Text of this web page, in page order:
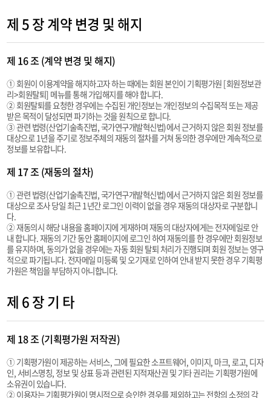
제 5 장 계약 변경 및 해지
제 16 조 (계약 변경 및 해지)
① 회원이 이용계약을 해지하고자 하는 때에는 회원 본인이 기획평가원 [회원정보관
리>회원탈퇴] 메뉴를 통해 가입해지를 해야 합니다.
② 회원탈퇴를 요청한 경우에는 수집된 개인정보는 개인정보의 수집목적 또는 제공
받은 목적이 달성되면 파기하는 것을 원칙으로 합니다.
③ 관련 법령(산업기술촉진법, 국가연구개발혁신법)에서 근거하지 않은 회원 정보를
대상으로 1년을 주기로 정보주체의 재동의 절차를 거쳐 동의한 경우에만 계속적으로
정보를 보유합니다.
제 17 조 (재동의 절차)
① 관련 법령(산업기술촉진법, 국가연구개발혁신법)에서 근거하지 않은 회원 정보를
대상으로 조사 당일 최근 1년간 로그인 이력이 없을 경우 재동의 대상자로 구분합니
다.
② 재동의시 해당 내용을 홈페이지에 게재하며 재동의 대상자에게는 전자메일로 안
내 합니다. 재동의 기간 동안 홈페이지에 로그인 하여 재동의를 한 경우에만 회원정보
를 유지하며, 동의가 없을 경우에는 자동 회원 탈퇴 처리가 진행되며 회원 정보는 영구
적으로 파기됩니다. 전자메일 미등록 및 오기재로 인하여 안내 받지 못한 경우 기획평
가원은 책임을 부담하지 아니합니다.
제 6 장 기 타
제 18 조 (기획평가원 저작권)
① 기획평가원이 제공하는 서비스, 그에 필요한 소프트웨어, 이미지, 마크, 로고, 디자
인, 서비스명칭, 정보 및 상표 등과 관련된 지적재산권 및 기타 권리는 기획평가원에
소유권이 있습니다.
② 이용자는 기획평가원이 명시적으로 승인한 경우를 제외하고는 전항의 소정의 각